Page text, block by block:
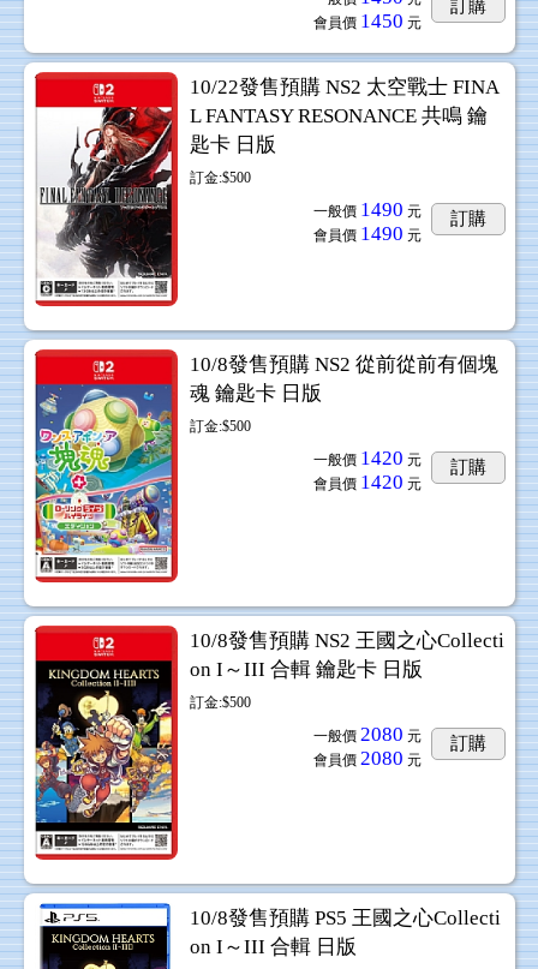
會員價 1450 元
訂購
10/22發售預購 NS2 太空戰士 FINA
L FANTASY RESONANCE 共鳴 鑰
匙卡 日版
訂金:$500
一般價 1490 元
會員價 1490 元
訂購
10/8發售預購 NS2 從前從前有個塊
魂 鑰匙卡 日版
訂金:$500
一般價 1420 元
會員價 1420 元
訂購
10/8發售預購 NS2 王國之心Collecti
on I～III 合輯 鑰匙卡 日版
訂金:$500
一般價 2080 元
會員價 2080 元
訂購
10/8發售預購 PS5 王國之心Collecti
on I～III 合輯 日版